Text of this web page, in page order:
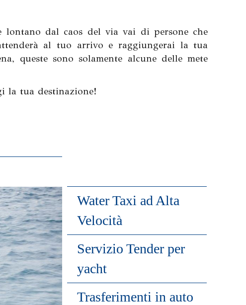
dal caos del via vai di persone che
al tuo arrivo e raggiungerai la tua
queste sono solamente alcune delle mete
la tua destinazione!
Water Taxi ad Alta
Velocità
Servizio Tender per
yacht
Trasferimenti in auto